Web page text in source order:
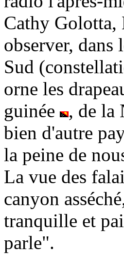
Cathy Golotta,
observer, dans
Sud
orne les
guinée
, de la
bien d'autre
la peine de
La vue des
canyon
tranquille et
parle".